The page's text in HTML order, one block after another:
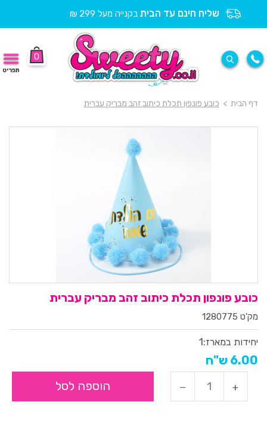
שליח חינם עד הבית בקנייה מעל 299 ₪
0
תפריט
דף הבית > כובע פונפון תכלת כיתוב זהב מבריק עברית
כובע פונפון תכלת כיתוב זהב מבריק עברית
מק'ט 1280775
יחידות במארז:1
6.00 ש"ח
הוספה לסל